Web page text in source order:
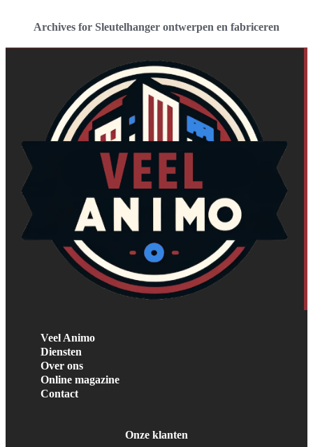
Archives for Sleutelhanger ontwerpen en fabriceren
Veel Animo
Diensten
Over ons
Online magazine
Contact
Onze klanten